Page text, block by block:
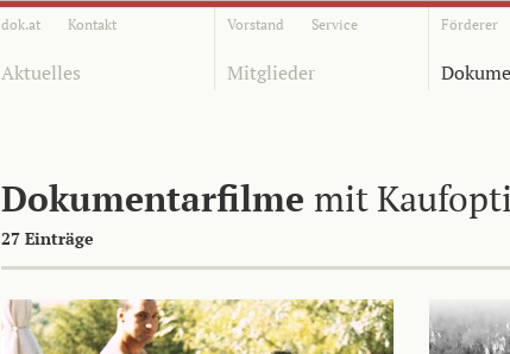
dok.at Kontakt Vorstand Service Förderer
Aktuelles Mitglieder
Dokumentarfilme mit
27 Einträge